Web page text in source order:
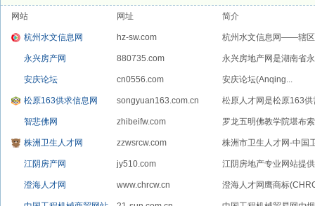
网站 网址 简介
杭州水文信息网 hz-sw.com
杭州水文信息网——辖区
永兴房产网 880735.com
永兴房地产网是湖南省
安庆论坛 cn0556.com 安庆论坛(Anqing...
松原163供求信息网 songyuan163.com.cn 松原人才网是松原163
智悲佛网 zhibeifw.com 罗龙五明佛教学院堪布
株洲卫生人才网 zzwsrcw.com 株洲市卫生人才网-中国
江阴房产网 jy510.com
江阴房地产专业网站提
澄海人才网 www.chrcw.cn 澄海人才网鹰商标